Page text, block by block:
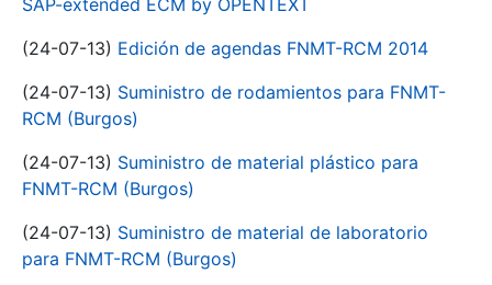
SAP-extended ECM by OPENTEXT
(24-07-13) Edición de agendas FNMT-RCM 2014
(24-07-13) Suministro de rodamientos para FNMT-
RCM (Burgos)
(24-07-13) Suministro de material plástico para
FNMT-RCM (Burgos)
(24-07-13) Suministro de material de laboratorio
para FNMT-RCM (Burgos)